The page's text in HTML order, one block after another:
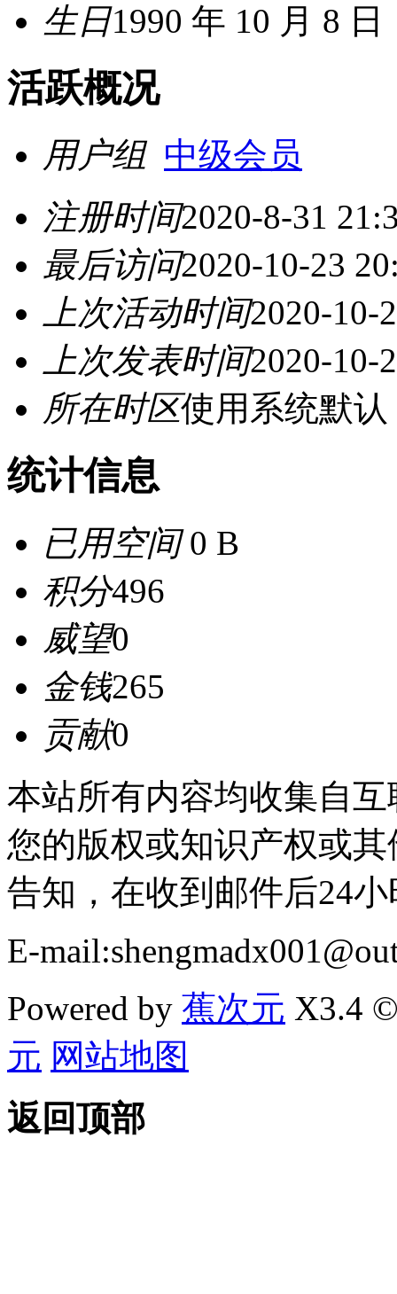
生日1990 年 10 月 8 日
活跃概况
用户组 中级会员
注册时间2020-8-31
最后访问2020-10-23
上次活动时间2020-10-
上次发表时间2020-10-
所在时区使用系统默认
统计信息
已用空间0 B
积分496
威望0
金钱265
贡献0
本站所有内容均收集自
您的版权或知识产权或
告知，在收到邮件后24
E-
Powered by 蕉次元 X3.4
元 网站地图
返回顶部